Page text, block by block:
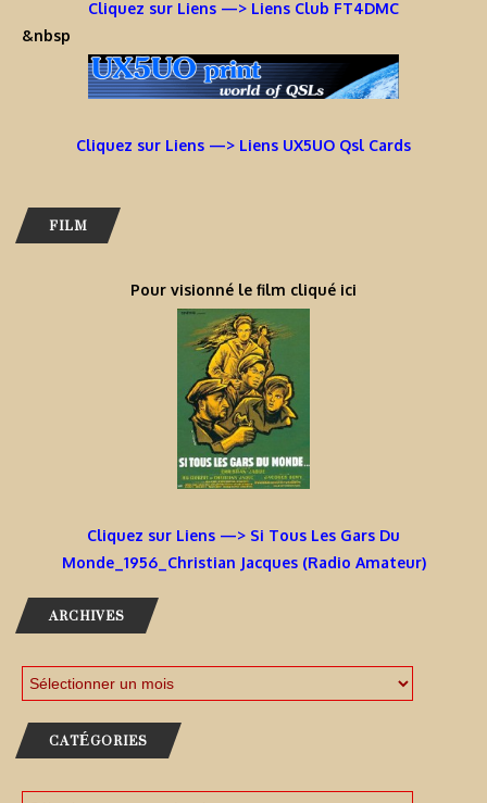
Cliquez sur Liens —> Liens Club FT4DMC
&nbsp
Cliquez sur Liens —> Liens UX5UO Qsl Cards
FILM
Pour visionné le film cliqué ici
Cliquez sur Liens —> Si Tous Les Gars Du
Monde_1956_Christian Jacques (Radio Amateur)
ARCHIVES
CATÉGORIES